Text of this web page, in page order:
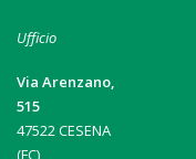
Ufficio
Via Arenzano,
515
47522 CESENA
(FC)